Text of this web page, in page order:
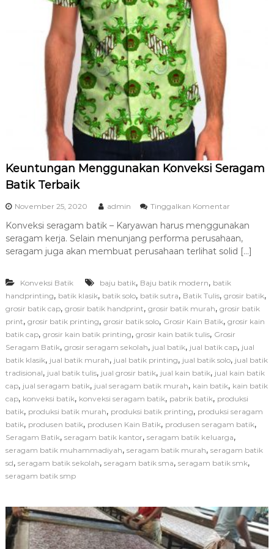
T
k
Keuntungan Menggunakan Konveksi Seragam
Batik Terbaik
November 25, 2020 admin Tinggalkan Komentarp
d
a
K
n
t
g
a
n
M
e
n
g
g
u
n
a
k
v
e
k
Konveksi seragam batik – Karyawan harus menggunakan
seragam kerja. Selain menunjang performa perusahaan,
seragam juga akan membuat perusahaan terlihat solid […]
Konveksi Batik baju batik, Baju batik modern, batik
handprinting, batik klasik, batik solo, batik sutra, Batik Tulis, grosir batik,
grosir batik cap, grosir batik handprint, grosir batik murah, grosir batik
print, grosir batik printing, grosir batik solo, Grosir Kain Batik, grosir kain
batik cap, grosir kain batik printing, grosir kain batik tulis, Grosir
Seragam Batik, grosir seragam sekolah, jual batik, jual batik cap, jual
batik klasik, jual batik murah, jual batik printing, jual batik solo, jual batik
tradisional, jual batik tulis, jual grosir batik, jual kain batik, jual kain batik
cap, jual seragam batik, jual seragam batik murah, kain batik, kain batik
cap, konveksi batik, konveksi seragam batik, pabrik batik, produksi
batik, produksi batik murah, produksi batik printing, produksi seragam
batik, produsen batik, produsen Kain Batik, produsen seragam batik,
Seragam Batik, seragam batik kantor, seragam batik keluarga,
seragam batik muhammadiyah, seragam batik murah, seragam batik
sd, seragam batik sekolah, seragam batik sma, seragam batik smk,
seragam batik smp